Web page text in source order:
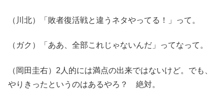
（川北）「敗者復活戦と違うネタやってる！」って。
（ガク）「ああ、全部これじゃないんだ」ってなって。
（岡田圭右）2人的には満点の出来ではないけど。でも、
やりきったというのはあるやろ？ 絶対。